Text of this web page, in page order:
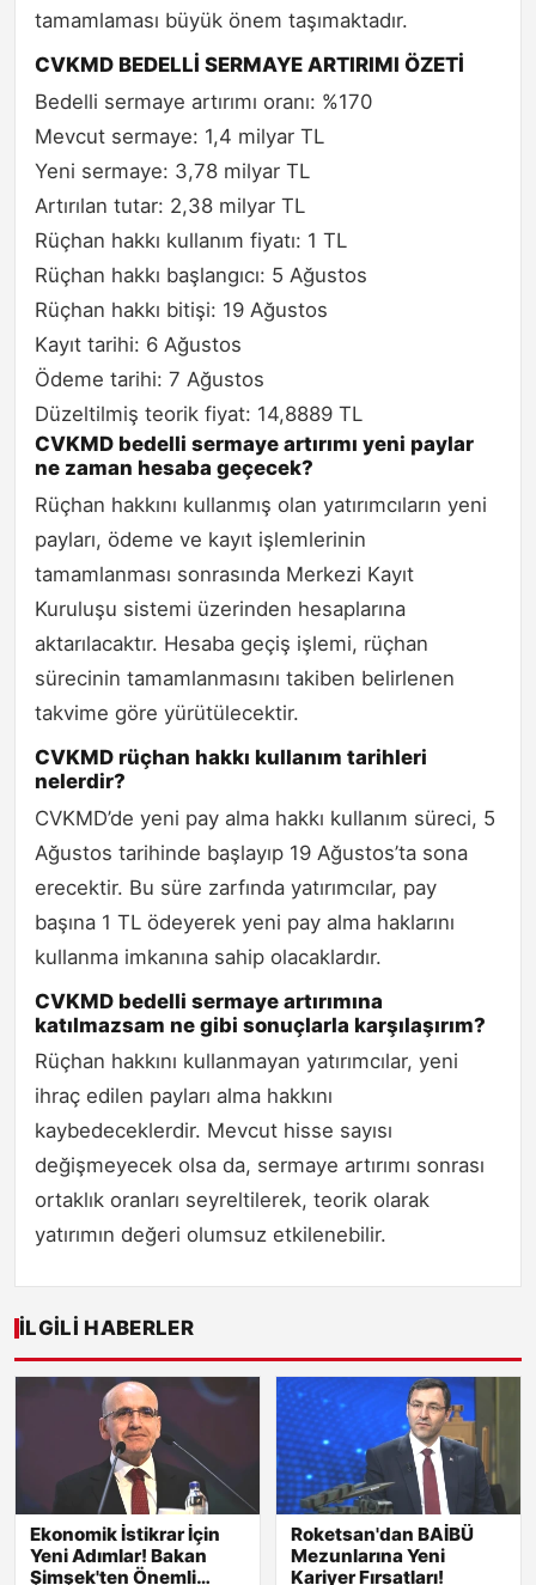
tamamlaması büyük önem taşımaktadır.
CVKMD BEDELLİ SERMAYE ARTIRIMI ÖZETİ
Bedelli sermaye artırımı oranı: %170
Mevcut sermaye: 1,4 milyar TL
Yeni sermaye: 3,78 milyar TL
Artırılan tutar: 2,38 milyar TL
Rüçhan hakkı kullanım fiyatı: 1 TL
Rüçhan hakkı başlangıcı: 5 Ağustos
Rüçhan hakkı bitişi: 19 Ağustos
Kayıt tarihi: 6 Ağustos
Ödeme tarihi: 7 Ağustos
Düzeltilmiş teorik fiyat: 14,8889 TL
CVKMD bedelli sermaye artırımı yeni paylar
ne zaman hesaba geçecek?
Rüçhan hakkını kullanmış olan yatırımcıların yeni
payları, ödeme ve kayıt işlemlerinin
tamamlanması sonrasında Merkezi Kayıt
Kuruluşu sistemi üzerinden hesaplarına
aktarılacaktır. Hesaba geçiş işlemi, rüçhan
sürecinin tamamlanmasını takiben belirlenen
takvime göre yürütülecektir.
CVKMD rüçhan hakkı kullanım tarihleri
nelerdir?
CVKMD’de yeni pay alma hakkı kullanım süreci, 5
Ağustos tarihinde başlayıp 19 Ağustos’ta sona
erecektir. Bu süre zarfında yatırımcılar, pay
başına 1 TL ödeyerek yeni pay alma haklarını
kullanma imkanına sahip olacaklardır.
CVKMD bedelli sermaye artırımına
katılmazsam ne gibi sonuçlarla karşılaşırım?
Rüçhan hakkını kullanmayan yatırımcılar, yeni
ihraç edilen payları alma hakkını
kaybedeceklerdir. Mevcut hisse sayısı
değişmeyecek olsa da, sermaye artırımı sonrası
ortaklık oranları seyreltilerek, teorik olarak
yatırımın değeri olumsuz etkilenebilir.
İLGILI HABERLER
Ekonomik İstikrar İçin
Yeni Adımlar! Bakan
Şimşek'ten Önemli
Roketsan'dan BAİBÜ
Mezunlarına Yeni
Kariyer Fırsatları!